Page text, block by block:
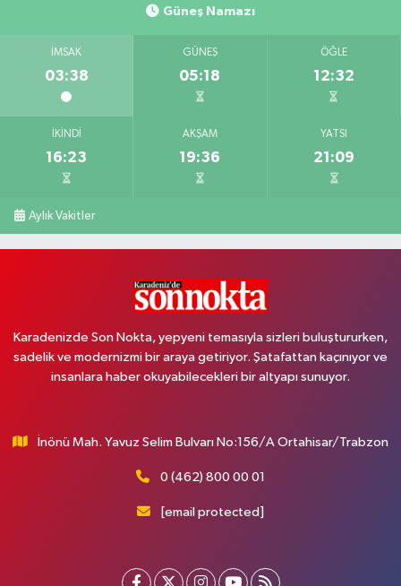
Güneş Namazı
İMSAK
03:38
GÜNEŞ
05:18
ÖĞLE
12:32
İKINDI
16:23
AKŞAM
19:36
YATSI
21:09
Aylık Vakitler
Karadenizde Son Nokta, yepyeni temasıyla sizleri buluştururken,
sadelik ve modernizmi bir araya getiriyor. Şatafattan kaçınıyor ve
insanlara haber okuyabilecekleri bir altyapı sunuyor.
İnönü Mah. Yavuz Selim Bulvarı No:156/A Ortahisar/Trabzon
0 (462) 800 00 01
[email protected]